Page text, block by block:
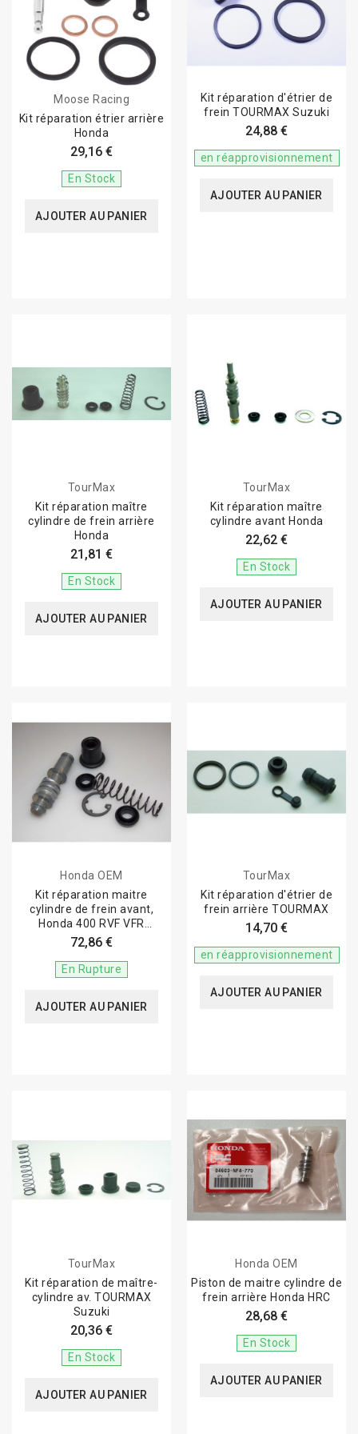
Améliore la pression hydraulique
Évite le remplacement complet de l'étrier ou du maître-
cylindre
Solution économique et durable
Idéal pour les restaurations et les entretiens préventifs
Compatibilité
Nous proposons des kits compatibles avec un très grand
Husqvarna
GasGas
Triumph
Moto Guzzi
Peugeot
Benelli
Royal Enfield
Des pièces de qualité pour une réparation
durable
AVSmoto sélectionne des kits de réfection de freinet des
pistons d'étrierrépondant aux spécifications d'origine afin
de garantir un montage fiable, une parfaite étanchéité et une
longévité maximale.
pièces adaptées à votre moto, votre quad ou votre scooter.
Grâce à notre large catalogue, restaurez facilement votre
système de freinage avec des composants fiables,
performants et adaptés à une utilisation quotidienne comme
à la restauration de motos anciennes.
Moose Racing
Kit réparation étrier arrière
Honda
29,16 €
En Stock
AJOUTER AU PANIER
Kit réparation d'étrier de
frein TOURMAX Suzuki
24,88 €
en réapprovisionnement
AJOUTER AU PANIER
TourMax
Kit réparation maître
cylindre de frein arrière
Honda
21,81 €
En Stock
AJOUTER AU PANIER
TourMax
Kit réparation maître
cylindre avant Honda
22,62 €
En Stock
AJOUTER AU PANIER
Honda OEM
Kit réparation maitre
cylindre de frein avant,
Honda 400 RVF VFR
NC30/NC35
72,86 €
En Rupture
AJOUTER AU PANIER
TourMax
Kit réparation d'étrier de
frein arrière TOURMAX
14,70 €
en réapprovisionnement
AJOUTER AU PANIER
TourMax
Kit réparation de maître-
cylindre av. TOURMAX
Suzuki
20,36 €
En Stock
AJOUTER AU PANIER
Honda OEM
Piston de maitre cylindre de
frein arrière Honda HRC
28,68 €
En Stock
AJOUTER AU PANIER